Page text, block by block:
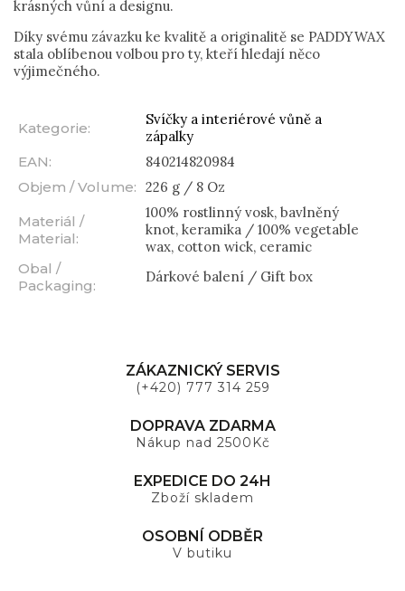
krásných vůní a designu.
Díky svému závazku ke kvalitě a originalitě se PADDYWAX
stala oblíbenou volbou pro ty, kteří hledají něco
výjimečného.
Kategorie:
Svíčky a interiérové vůně a
zápalky
EAN:
840214820984
Objem / Volume: 226 g / 8 Oz
Materiál /
Material:
100% rostlinný vosk, bavlněný
knot, keramika / 100% vegetable
wax, cotton wick, ceramic
Obal /
Packaging:
Dárkové balení / Gift box
ZÁKAZNICKÝ SERVIS
(+420) 777 314 259
DOPRAVA ZDARMA
Nákup nad 2500Kč
EXPEDICE DO 24H
Zboží skladem
OSOBNÍ ODBĚR
V butiku